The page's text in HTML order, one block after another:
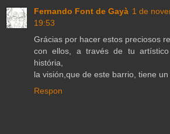
Fernando Font de Gayà 1 de
19:53
Grácias por hacer estos preciosos
con ellos, a través de tu
história,
la visión,que de este barrio, tiene
Respon